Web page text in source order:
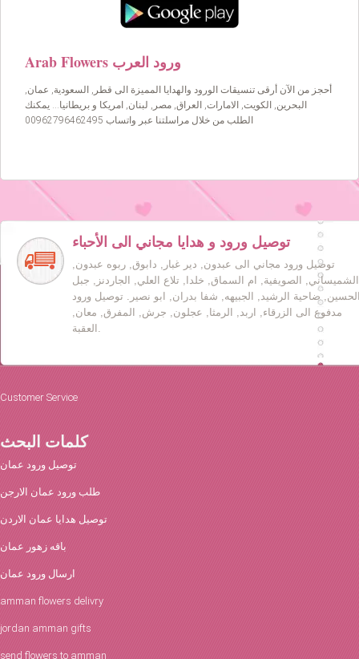
Arab Flowers ورود العرب
أحجز من الآن أرقى تنسيقات الورود والهدايا المميزة الى قطر, السعودية, عمان,
البحرين, الكويت, الامارات, العراق, مصر, لبنان, امريكا و بريطانيا… يمكنك
الطلب من خلال مراسلتنا عبر واتساب 00962796462495
توصيل ورود و هدايا مجاني الى الأحباء
توصيل ورود مجاني الى عبدون, دير غبار, دابوق, ربوه عبدون,
الشميساني, الصويفية, ام السماق, خلدا, تلاع العلي, الجاردنز, جبل
ضاحية الرشيد, الجبيهه, شفا بدران, ابو نصير. توصيل ورود
مدفوع الى الزرقاء, اربد, الرمثا, عجلون, جرش, المفرق, معان,
Customer Service
كلمات البحث
توصيل ورود عمان
طلب ورود عمان الارجن
توصيل هدايا عمان الاردن
باقه زهور عمان
ارسال ورود عمان
amman flowers delivry
jordan amman gifts
send flowers to amman